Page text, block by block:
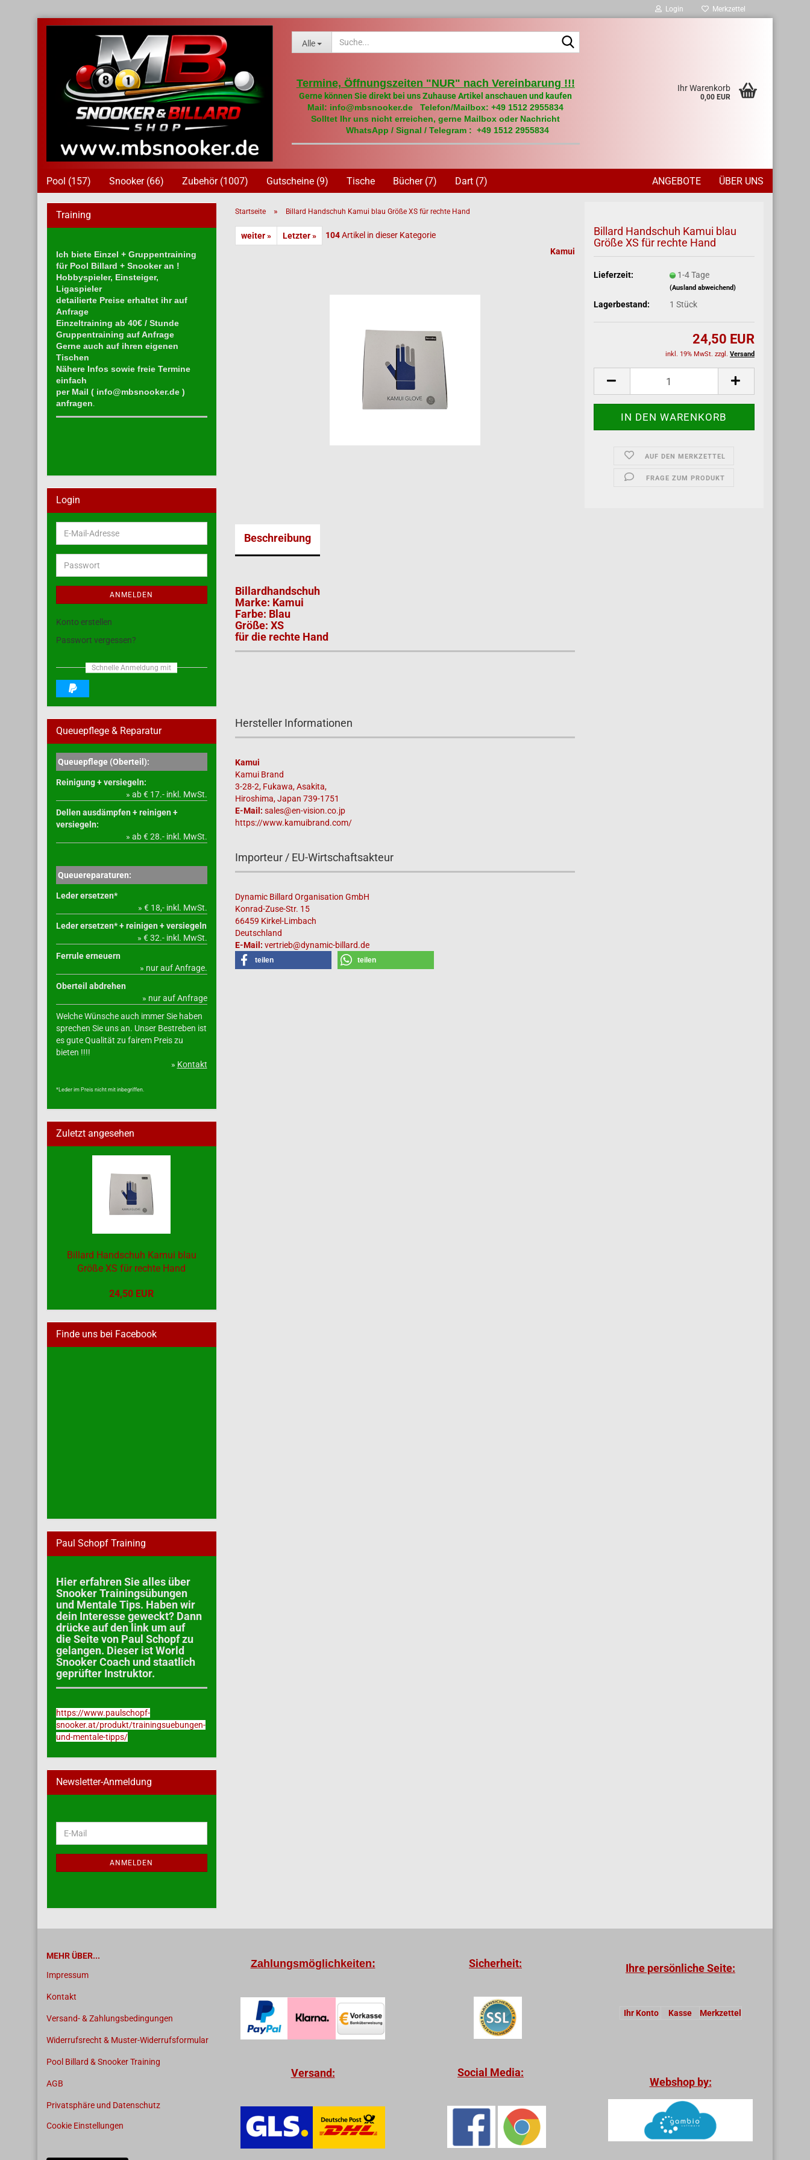
Login Merkzettel
Alle
Termine, Öffnungszeiten "NUR" nach Vereinbarung !!!
Gerne können Sie direkt bei uns Zuhause Artikel anschauen und kaufen
Mail: info@mbsnooker.de Telefon/Mailbox: +49 1512 2955834
Solltet Ihr uns nicht erreichen, gerne Mailbox oder Nachricht
WhatsApp / Signal / Telegram : +49 1512 2955834
Ihr Warenkorb
0,00 EUR
Pool (157) Snooker (66) Zubehör (1007) Gutscheine (9) Tische Bücher (7) Dart (7) ANGEBOTE ÜBER UNS
Startseite » Billard Handschuh Kamui blau Größe XS für rechte Hand
weiter » Letzter » 104Artikel in dieser Kategorie
Kamui
Billard Handschuh Kamui blau
Größe XS für rechte Hand
Lieferzeit: 1-4 Tage
(Ausland abweichend)
Lagerbestand: 1 Stück
24,50 EUR
inkl. 19% MwSt. zzgl. Versand
AUF DEN MERKZETTEL
FRAGE ZUM PRODUKT
Beschreibung
Billardhandschuh
Marke: Kamui
Farbe: Blau
Größe: XS
für die rechte Hand
Hersteller Informationen
Kamui
Kamui Brand
3-28-2, Fukawa, Asakita,
Hiroshima, Japan 739-1751
E-Mail: sales@en-vision.co.jp
https://www.kamuibrand.com/
Importeur / EU-Wirtschaftsakteur
Dynamic Billard Organisation GmbH
Konrad-Zuse-Str. 15
66459 Kirkel-Limbach
Deutschland
E-Mail: vertrieb@dynamic-billard.de
teilen teilen
Training
Ich biete Einzel + Gruppentraining
für Pool Billard + Snooker an !
Hobbyspieler, Einsteiger,
Ligaspieler
detailierte Preise erhaltet ihr auf
Anfrage
Einzeltraining ab 40€ / Stunde
Gruppentraining auf Anfrage
Gerne auch auf ihren eigenen
Tischen
Nähere Infos sowie freie Termine
einfach
per Mail ( info@mbsnooker.de )
anfragen.
Login
E-
Mail-
Adresse
Passwort
ANMELDEN
Konto erstellen
Passwort vergessen?
Schnelle Anmeldung mit
Queuepflege & Reparatur
Queuepflege (Oberteil):
Reinigung + versiegeln:
» ab € 17.- inkl. MwSt.
Dellen ausdämpfen + reinigen +
versiegeln:
» ab € 28.- inkl. MwSt.
Queuereparaturen:
Leder ersetzen*
» € 18,- inkl. MwSt.
Leder ersetzen* + reinigen + versiegeln
» € 32.- inkl. MwSt.
Ferrule erneuern
» nur auf Anfrage.
Oberteil abdrehen
» nur auf Anfrage
Welche Wünsche auch immer Sie haben
sprechen Sie uns an. Unser Bestreben ist
es gute Qualität zu fairem Preis zu
bieten !!!!
» Kontakt
*Leder im Preis nicht mit inbegriffen.
Zuletzt angesehen
Billard Handschuh Kamui blau
Größe XS für rechte Hand
24,50 EUR
Finde uns bei Facebook
Paul Schopf Training
Hier erfahren Sie alles über
Snooker Trainingsübungen
und Mentale Tips. Haben wir
dein Interesse geweckt? Dann
drücke auf den link um auf
die Seite von Paul Schopf zu
gelangen. Dieser ist World
Snooker Coach und staatlich
geprüfter Instruktor.
https://www.paulschopf-
snooker.at/produkt/trainingsuebungen-
und-mentale-tipps/
Newsletter-Anmeldung
ZUR
E-
Mail
ANMELDEN
MEHR ÜBER...
Impressum
Kontakt
Versand- & Zahlungsbedingungen
Widerrufsrecht & Muster-Widerrufsformular
Pool Billard & Snooker Training
AGB
Privatsphäre und Datenschutz
Cookie Einstellungen
Zahlungsmöglichkeiten:
Versand:
Sicherheit:
Social Media:
Ihre persönliche Seite:
Ihr Konto Kasse Merkzettel
Webshop by: